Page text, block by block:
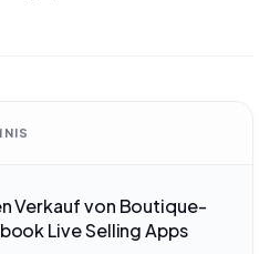
Verkauf von Boutique-
Live Selling Apps